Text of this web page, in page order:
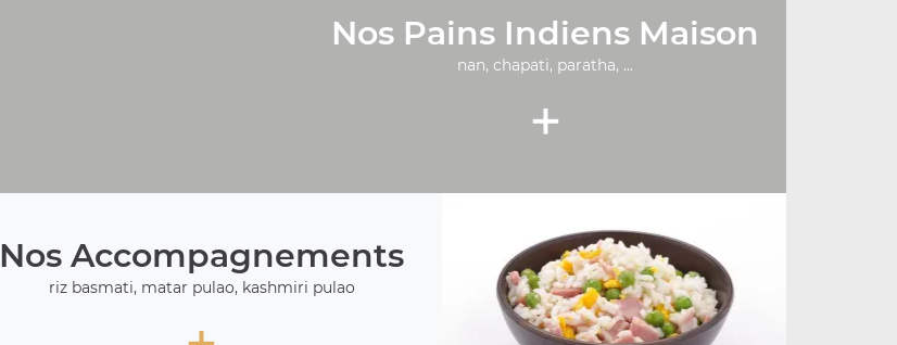
Nos Pains Indiens Maison
nan, chapati, paratha, ...
+
Nos Accompagnements
riz basmati, matar pulao, kashmiri pulao